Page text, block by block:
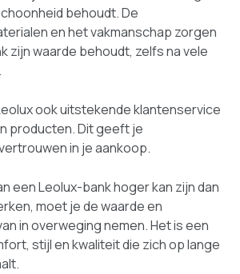
behoudt. De
en het vakmanschap zorgen
zijn waarde behoudt, zelfs na vele
ook uitstekende klantenservice
producten. Dit geeft je
in je aankoop.
een Leolux-bank hoger kan zijn dan
moet je de waarde en
in overweging nemen. Het is een
stijl en kwaliteit die zich op lange